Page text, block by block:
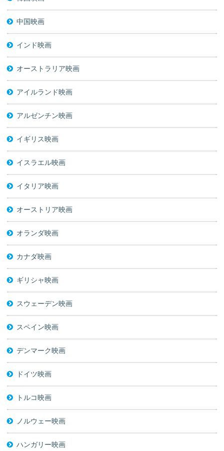
中国映画
インド映画
オーストラリア映画
アイルランド映画
アルゼンチン映画
イギリス映画
イスラエル映画
イタリア映画
オーストリア映画
オランダ映画
カナダ映画
ギリシャ映画
スウェーデン映画
スペイン映画
デンマーク映画
ドイツ映画
トルコ映画
ノルウェー映画
ハンガリー映画